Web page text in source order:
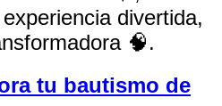
divertida,
🧠.
tu bautismo de